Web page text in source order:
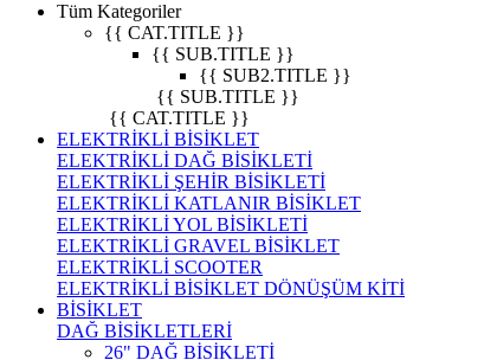
Tüm Kategoriler
{{ CAT.TITLE }}
{{ SUB.TITLE }}
{{ SUB2.TITLE }}
{{ SUB.TITLE }}
{{ CAT.TITLE }}
ELEKTRİKLİ BİSİKLET
ELEKTRİKLİ DAĞ BİSİKLETİ
ELEKTRİKLİ ŞEHİR BİSİKLETİ
ELEKTRİKLİ KATLANIR BİSİKLET
ELEKTRİKLİ YOL BİSİKLETİ
ELEKTRİKLİ GRAVEL BİSİKLET
ELEKTRİKLİ SCOOTER
ELEKTRİKLİ BİSİKLET DÖNÜŞÜM KİTİ
BİSİKLET
DAĞ BİSİKLETLERİ
26" DAĞ BİSİKLETİ